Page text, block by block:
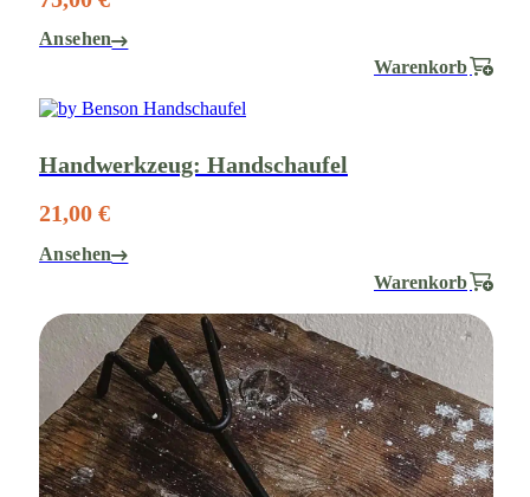
Ansehen
Warenkorb
Handwerkzeug: Handschaufel
21,00 €
Ansehen
Warenkorb